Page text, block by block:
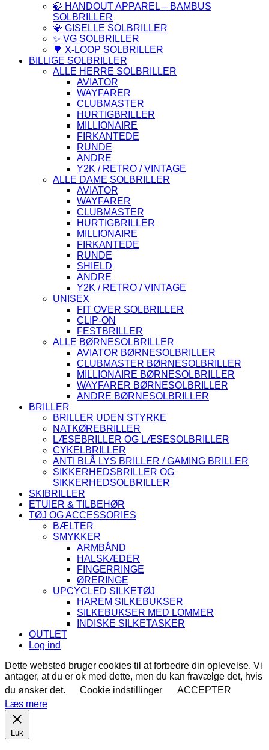
🍃 HANDOUT APPAREL – BAMBUS
SOLBRILLER
💎 GISELLE SOLBRILLER
✨ VG SOLBRILLER
🌳 X-LOOP SOLBRILLER
BILLIGE SOLBRILLER
ALLE HERRE SOLBRILLER
AVIATOR
WAYFARER
CLUBMASTER
HURTIGBRILLER
MILLIONAIRE
FIRKANTEDE
RUNDE
ANDRE
Y2K / RETRO / VINTAGE
ALLE DAME SOLBRILLER
AVIATOR
WAYFARER
CLUBMASTER
HURTIGBRILLER
MILLIONAIRE
FIRKANTEDE
RUNDE
SHIELD
ANDRE
Y2K / RETRO / VINTAGE
UNISEX
FIT OVER SOLBRILLER
CLIP-ON
FESTBRILLER
ALLE BØRNESOLBRILLER
AVIATOR BØRNESOLBRILLER
CLUBMASTER BØRNESOLBRILLER
MILLIONAIRE BØRNESOLBRILLER
WAYFARER BØRNESOLBRILLER
ANDRE BØRNESOLBRILLER
BRILLER
BRILLER UDEN STYRKE
NATKØREBRILLER
LÆSEBRILLER OG LÆSESOLBRILLER
CYKELBRILLER
ANTI BLÅ LYS BRILLER / GAMING BRILLER
SIKKERHEDSBRILLER OG
SIKKERHEDSOLBRILLER
SKIBRILLER
ETUIER & TILBEHØR
TØJ OG ACCESSORIES
BÆLTER
SMYKKER
ARMBÅND
HALSKÆDER
FINGERRINGE
ØRERINGE
UPCYCLED SILKETØJ
HAREM SILKEBUKSER
SILKEBUKSER MED LOMMER
INDISKE SILKETASKER
OUTLET
Log ind
Dette websted bruger cookies til at forbedre din oplevelse. Vi
antager, at du er ok med dette, men du kan fravælge det, hvis
du ønsker det.
Cookie indstillinger
ACCEPTER
Læs mere
Luk